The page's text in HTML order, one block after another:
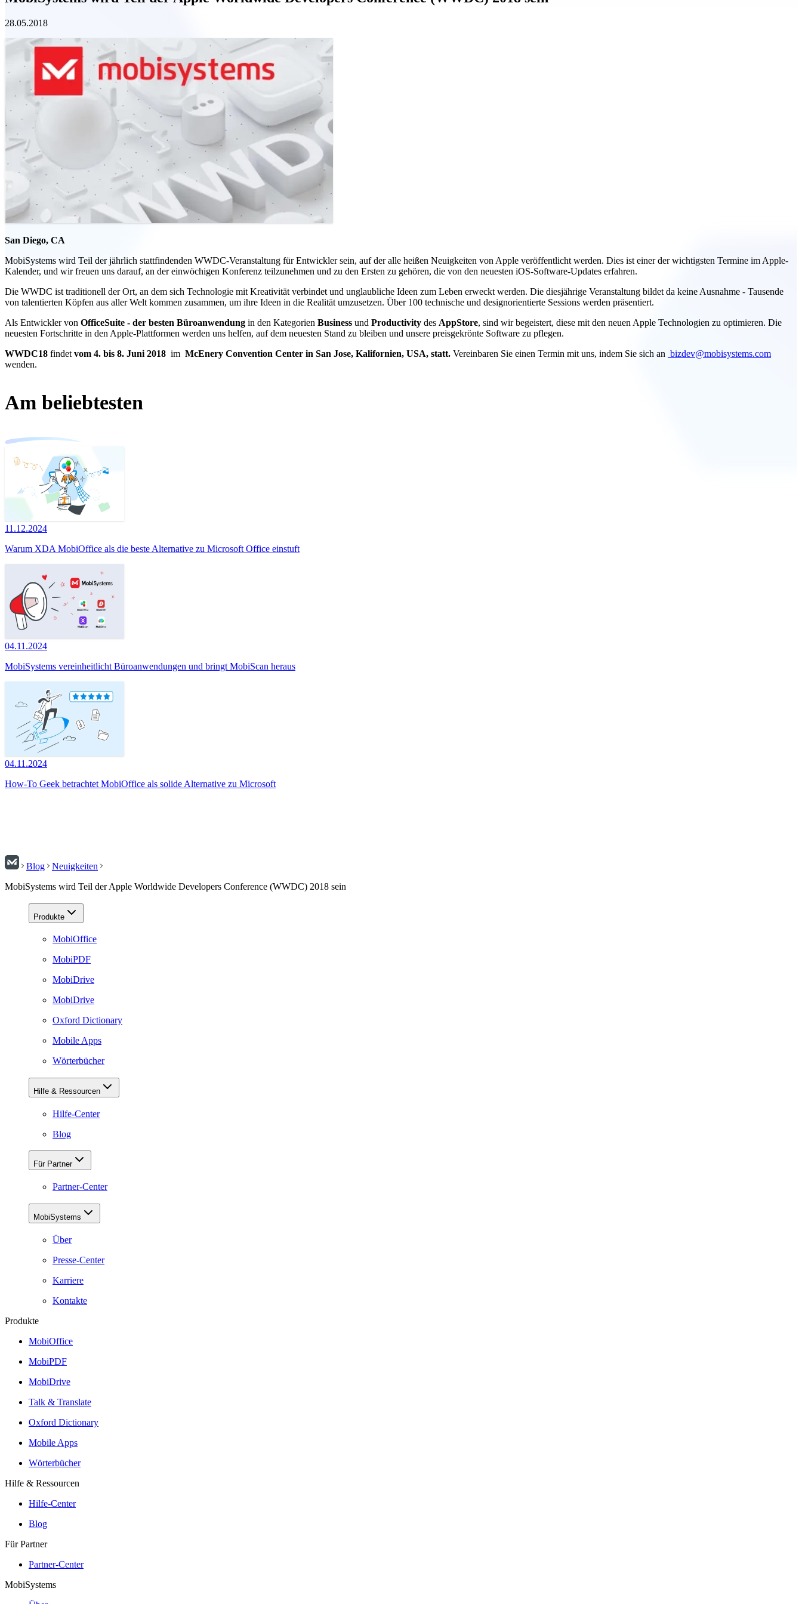
28.05.2018
San Diego, CA
MobiSystems wird Teil der jährlich stattfindenden WWDC-Veranstaltung für Entwickler sein, auf der alle heißen Neuigkeiten von Apple veröffentlicht werden. Dies ist einer der wichtigsten Termine im Apple-
Kalender, und wir freuen uns darauf, an der einwöchigen Konferenz teilzunehmen und zu den Ersten zu gehören, die von den neuesten iOS-Software-Updates erfahren.
Die WWDC ist traditionell der Ort, an dem sich Technologie mit Kreativität verbindet und unglaubliche Ideen zum Leben erweckt werden. Die diesjährige Veranstaltung bildet da keine Ausnahme - Tausende
von talentierten Köpfen aus aller Welt kommen zusammen, um ihre Ideen in die Realität umzusetzen. Über 100 technische und designorientierte Sessions werden präsentiert.
Als Entwickler von OfficeSuite - der besten Büroanwendung in den Kategorien Business und Productivity des AppStore, sind wir begeistert, diese mit den neuen Apple Technologien zu optimieren. Die
neuesten Fortschritte in den Apple-Plattformen werden uns helfen, auf dem neuesten Stand zu bleiben und unsere preisgekrönte Software zu pflegen.
WWDC18 findet vom 4. bis 8. Juni 2018 im McEnery Convention Center in San Jose, Kalifornien, USA, statt. Vereinbaren Sie einen Termin mit uns, indem Sie sich an bizdev@mobisystems.com
wenden.
Am beliebtesten
11.12.2024
Warum XDA MobiOffice als die beste Alternative zu Microsoft Office einstuft
04.11.2024
MobiSystems vereinheitlicht Büroanwendungen und bringt MobiScan heraus
04.11.2024
How-To Geek betrachtet MobiOffice als solide Alternative zu Microsoft
Blog
Neuigkeiten
MobiSystems wird Teil der Apple Worldwide Developers Conference (WWDC) 2018 sein
Produkte
MobiOffice
MobiPDF
MobiDrive
MobiDrive
Oxford Dictionary
Mobile Apps
Wörterbücher
Hilfe & Ressourcen
Hilfe-Center
Blog
Für Partner
Partner-Center
MobiSystems
Über
Presse-Center
Karriere
Kontakte
Produkte
MobiOffice
MobiPDF
MobiDrive
Talk & Translate
Oxford Dictionary
Mobile Apps
Wörterbücher
Hilfe & Ressourcen
Hilfe-Center
Blog
Für Partner
Partner-Center
MobiSystems